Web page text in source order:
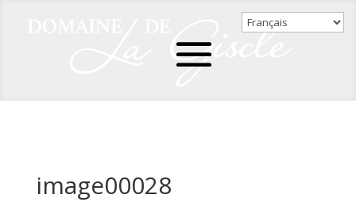
image00028